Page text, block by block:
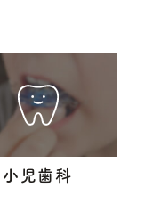
小児歯科